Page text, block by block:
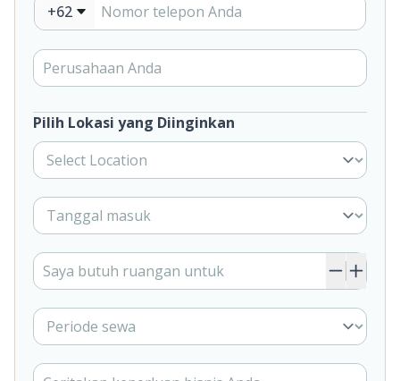
+62
Pilih Lokasi yang Diinginkan